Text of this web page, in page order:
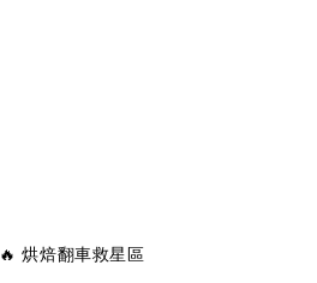
🔥 烘焙翻車救星區